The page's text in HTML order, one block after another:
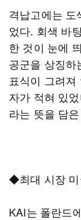
격납고에는 도
었다. 회색 바
한 것이 눈에
공군을 상징하
표식이 그려져
자가 적혀 있
라는 뜻을 담
◆최대 시장 미
KAI는 폴란드